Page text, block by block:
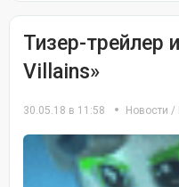
Тизер-трейлер
Villains»
30.05.18 в 11:58 Новости /